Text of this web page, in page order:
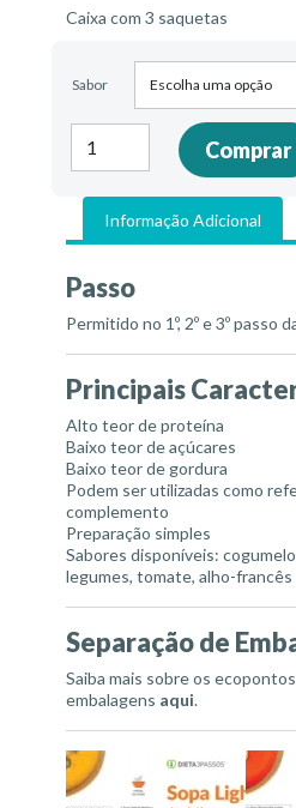
Caixa com 3 saquetas
Sabor
Sopas
light
Comprar
Informação Adicional
Passo
Permitido no 1º, 2º e 3º passo
Principais
Alto teor de proteína
Baixo teor de açúcares
Baixo teor de gordura
Podem ser utilizadas como
complemento
Preparação simples
Sabores disponíveis:
legumes, tomate, alho-francês
Separação de
Saiba mais sobre os
embalagens aqui.